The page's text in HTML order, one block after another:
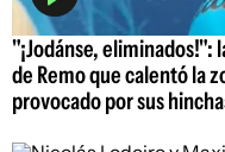
"¡Jodánse, eliminados!":
de Remo que calentó la
provocado por sus